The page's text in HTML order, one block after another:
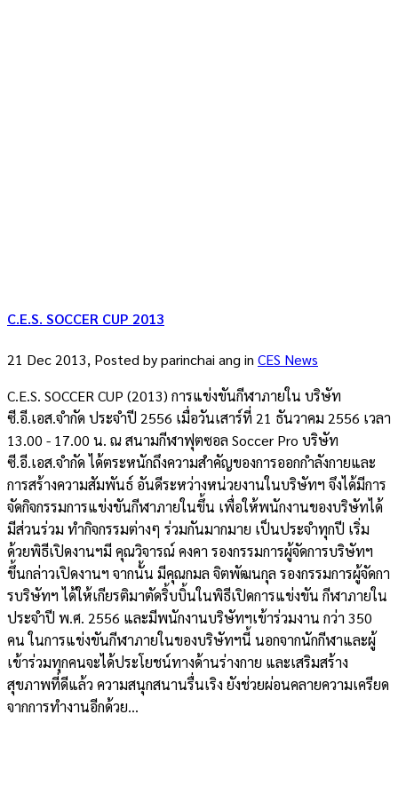
C.E.S. SOCCER CUP 2013
21 Dec 2013, Posted byparinchai ang in CES News
C.E.S. SOCCER CUP (2013) การแข่งขันกีฬาภายใน บริษัท
ซี.อี.เอส.จำกัด ประจำปี 2556 เมื่อวันเสาร์ที่ 21 ธันวาคม 2556 เวลา
13.00 - 17.00 น. ณ สนามกีฬาฟุตซอล Soccer Pro บริษัท
ซี.อี.เอส.จำกัด ได้ตระหนักถึงความสำคัญของการออกกำลังกายและ
การสร้างความสัมพันธ์ อันดีระหว่างหน่วยงานในบริษัทฯ จึงได้มีการ
จัดกิจกรรมการแข่งขันกีฬาภายในขึ้น เพื่อให้พนักงานของบริษัทได้
มีส่วนร่วม ทำกิจกรรมต่างๆ ร่วมกันมากมาย เป็นประจำทุกปี เริ่ม
ด้วยพิธีเปิดงานฯมี คุณวิจารณ์ คงคา รองกรรมการผู้จัดการบริษัทฯ
ขึ้นกล่าวเปิดงานฯ จากนั้น มีคุณกมล จิตพัฒนกุล รองกรรมการผู้จัดกา
รบริษัทฯ ได้ให้เกียรติมาตัดริ้บบิ้นในพิธีเปิดการแข่งขัน กีฬาภายใน
ประจำปี พ.ศ. 2556 และมีพนักงานบริษัทฯเข้าร่วมงาน กว่า 350
คน ในการแข่งขันกีฬาภายในของบริษัทฯนี้ นอกจากนักกีฬาและผู้
เข้าร่วมทุกคนจะได้ประโยชน์ทางด้านร่างกาย และเสริมสร้าง
สุขภาพที่ดีแล้ว ความสนุกสนานรื่นเริง ยังช่วยผ่อนคลายความเครียด
จากการทำงานอีกด้วย...